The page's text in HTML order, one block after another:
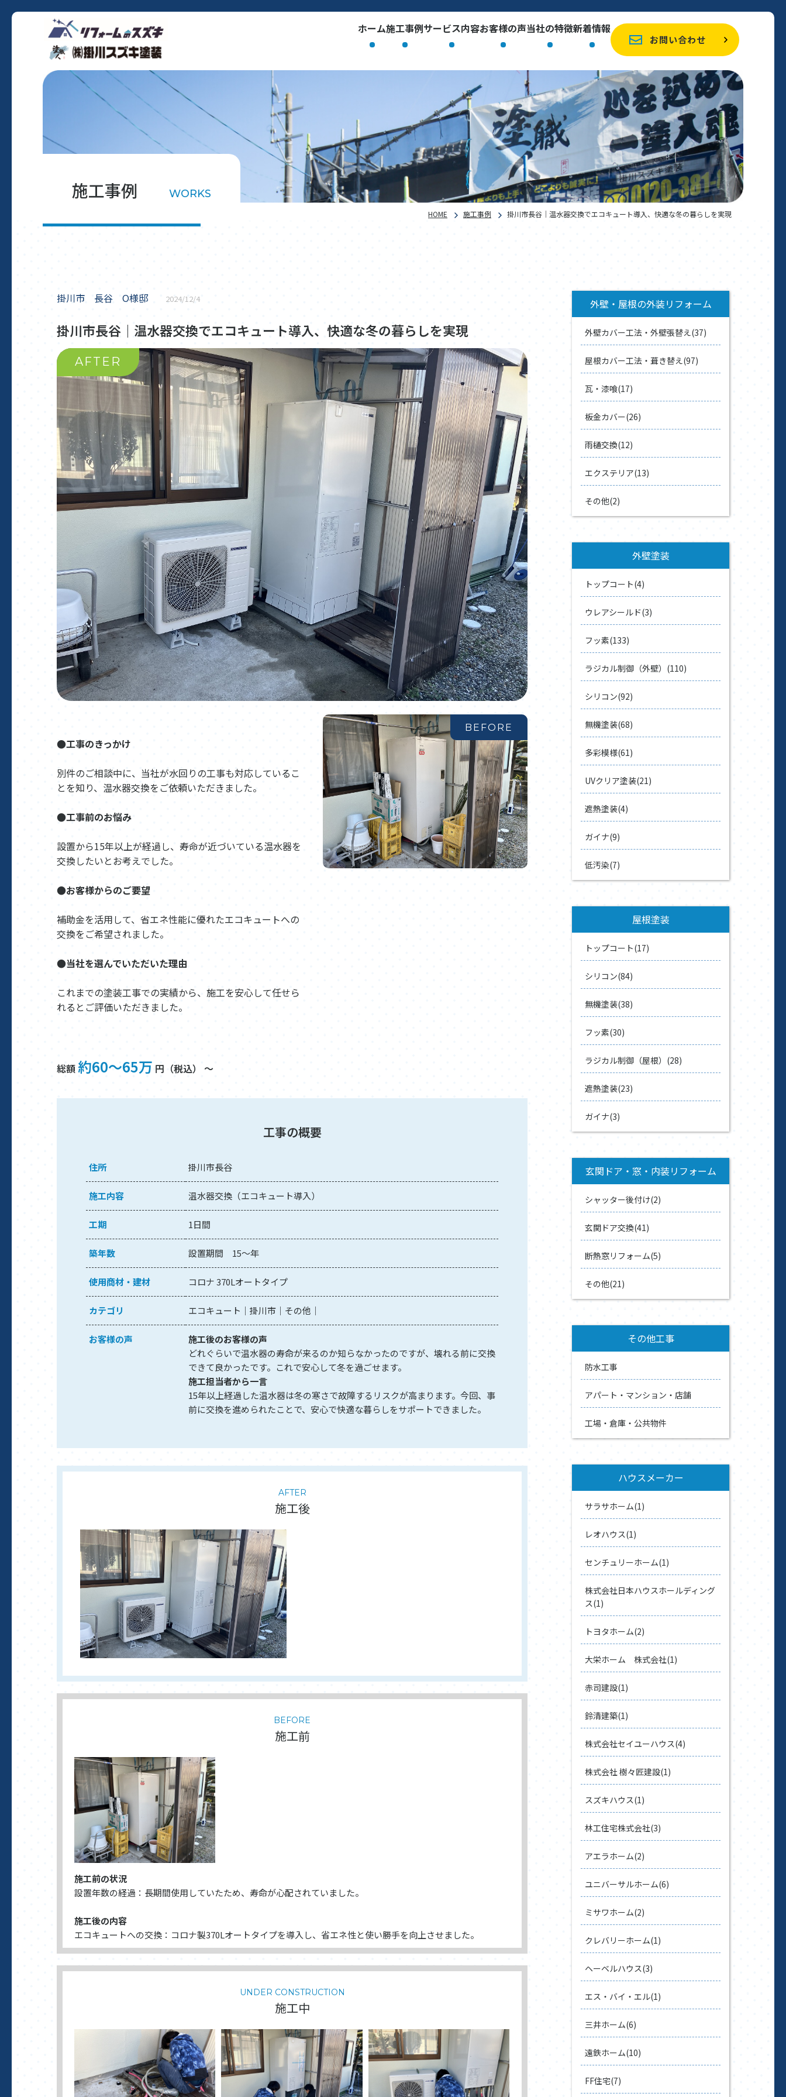
ホーム施工事例サービス内容お客様の声当社の特徴新着情報
お問い合わせ
施工事例 WORKS
HOME 施工事例 掛川市長谷｜温水器交換でエコキュート導入、快適な冬の暮らしを実現
掛川市 長谷 O様邸 2024/12/4
掛川市長谷｜温水器交換でエコキュート導入、快適な冬の暮らしを実現
AFTER
●工事のきっかけ
別件のご相談中に、当社が水回りの工事も対応しているこ
とを知り、温水器交換をご依頼いただきました。
●工事前のお悩み
設置から15年以上が経過し、寿命が近づいている温水器を
交換したいとお考えでした。
●お客様からのご要望
補助金を活用して、省エネ性能に優れたエコキュートへの
交換をご希望されました。
●当社を選んでいただいた理由
これまでの塗装工事での実績から、施工を安心して任せら
れるとご評価いただきました。
総額 約60～65万 円（税込） ～
BEFORE
工事の概要
住所 掛川市長谷
施工内容 温水器交換（エコキュート導入）
工期 1日間
築年数 設置期間 15～年
使用商材・建材 コロナ 370Lオートタイプ
カテゴリ エコキュート 掛川市 その他
お客様の声
施工後のお客様の声
どれぐらいで温水器の寿命が来るのか知らなかったのですが、壊れる前に交換
できて良かったです。これで安心して冬を過ごせます。
施工担当者から一言
15年以上経過した温水器は冬の寒さで故障するリスクが高まります。今回、事
前に交換を進められたことで、安心で快適な暮らしをサポートできました。
AFTER
施工後
BEFORE
施工前
施工前の状況
設置年数の経過：長期間使用していたため、寿命が心配されていました。
施工後の内容
エコキュートへの交換：コロナ製370Lオートタイプを導入し、省エネ性と使い勝手を向上させました。
UNDER CONSTRUCTION
施工中
外壁・屋根の外装リフォーム
外壁カバー工法・外壁張替え(37)
屋根カバー工法・葺き替え(97)
瓦・漆喰(17)
板金カバー(26)
雨樋交換(12)
エクステリア(13)
その他(2)
外壁塗装
トップコート(4)
ウレアシールド(3)
フッ素(133)
ラジカル制御（外壁）(110)
シリコン(92)
無機塗装(68)
多彩模様(61)
UVクリア塗装(21)
遮熱塗装(4)
ガイナ(9)
低汚染(7)
屋根塗装
トップコート(17)
シリコン(84)
無機塗装(38)
フッ素(30)
ラジカル制御（屋根）(28)
遮熱塗装(23)
ガイナ(3)
玄関ドア・窓・内装リフォーム
シャッター後付け(2)
玄関ドア交換(41)
断熱窓リフォーム(5)
その他(21)
その他工事
防水工事
アパート・マンション・店舗
工場・倉庫・公共物件
ハウスメーカー
サラサホーム(1)
レオハウス(1)
センチュリーホーム(1)
株式会社日本ハウスホールディング
ス(1)
トヨタホーム(2)
大栄ホーム 株式会社(1)
赤司建設(1)
鈴清建築(1)
株式会社セイユーハウス(4)
株式会社 樹々匠建設(1)
スズキハウス(1)
林工住宅株式会社(3)
アエラホーム(2)
ユニバーサルホーム(6)
ミサワホーム(2)
クレバリーホーム(1)
ヘーベルハウス(3)
エス・バイ・エル(1)
三井ホーム(6)
遠鉄ホーム(10)
FF住宅(7)